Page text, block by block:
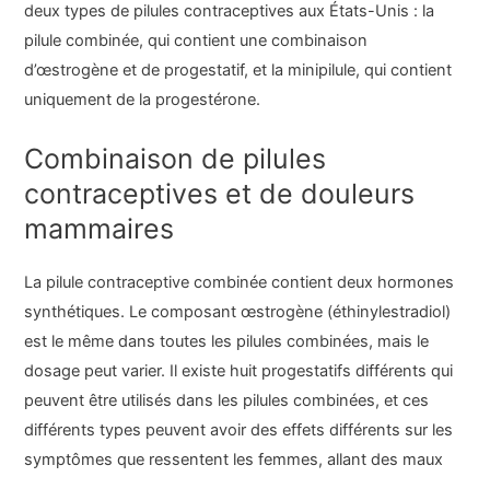
deux types de pilules contraceptives aux États-Unis : la
pilule combinée, qui contient une combinaison
d’œstrogène et de progestatif, et la minipilule, qui contient
uniquement de la progestérone.
Combinaison de pilules
contraceptives et de douleurs
mammaires
La pilule contraceptive combinée contient deux hormones
synthétiques. Le composant œstrogène (éthinylestradiol)
est le même dans toutes les pilules combinées, mais le
dosage peut varier. Il existe huit progestatifs différents qui
peuvent être utilisés dans les pilules combinées, et ces
différents types peuvent avoir des effets différents sur les
symptômes que ressentent les femmes, allant des maux